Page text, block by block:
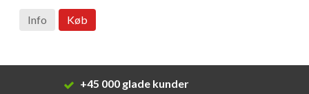
Info Køb
+45 000 glade kunder